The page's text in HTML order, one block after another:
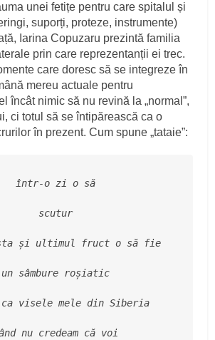
unei fetițe pentru care spitalul și
suporți, proteze, instrumente)
Iarina Copuzaru prezintă familia
prin care reprezentanții ei trec.
care doresc să se integreze în
mereu actuale pentru
încât nimic să nu revină la „normal”,
ci totul să se întipărească ca o
în prezent. Cum spune „tataie”:
într-o zi o să
scutur
și ultimul fruct o să fie
un sâmbure roșiatic
visele mele din Siberia
nu credeam că voi